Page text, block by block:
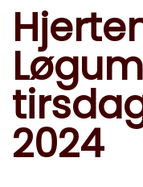
2024